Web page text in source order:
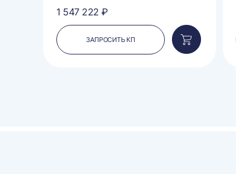
1 547 222 ₽
ЗАПРОСИТЬ КП
Добавить
в